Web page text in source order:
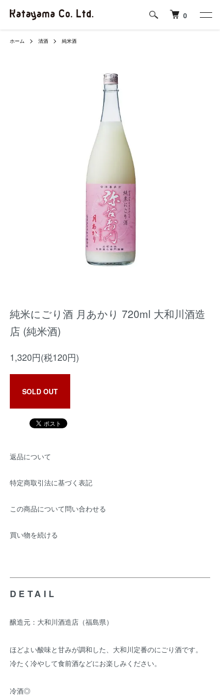
0
ホーム 清酒 純米酒
純米にごり酒 月あかり 720ml 大和川酒造
店 (純米酒)
1,320円(税120円)
SOLD OUT
返品について
特定商取引法に基づく表記
この商品について問い合わせる
買い物を続ける
DETAIL
醸造元：大和川酒造店（福島県）
ほどよい酸味と甘みが調和した、大和川定番のにごり酒です。
冷たく冷やして食前酒などにお楽しみください。
冷酒◎